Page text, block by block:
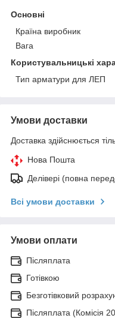
Основні
Країна виробник
Вага
Користувальницькі
Тип арматури для ЛЕП
Умови доставки
Доставка здійснюється
Нова Пошта
Делівері (повна
Всі умови доставки
Умови оплати
Післяплата
Готівкою
Безготівковий
Післяплата (Комісія